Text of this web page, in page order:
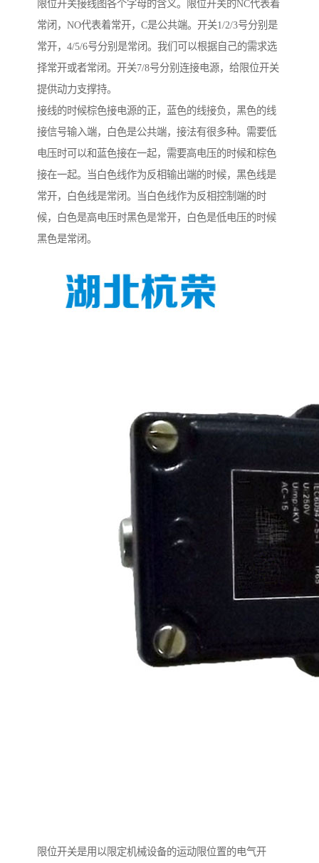
限位开关接线图各个字母的含义。限位开关的NC代表着
常闭，NO代表着常开，C是公共端。开关1/2/3号分别是
常开，4/5/6号分别是常闭。我们可以根据自己的需求选
择常开或者常闭。开关7/8号分别连接电源，给限位开关
提供动力支撑持。
接线的时候棕色接电源的正，蓝色的线接负，黑色的线
接信号输入端，白色是公共端，接法有很多种。需要低
电压时可以和蓝色接在一起，需要高电压的时候和棕色
接在一起。当白色线作为反相输出端的时候，黑色线是
常开，白色线是常闭。当白色线作为反相控制端的时
候，白色是高电压时黑色是常开，白色是低电压的时候
黑色是常闭。
限位开关是用以限定机械设备的运动限位置的电气开